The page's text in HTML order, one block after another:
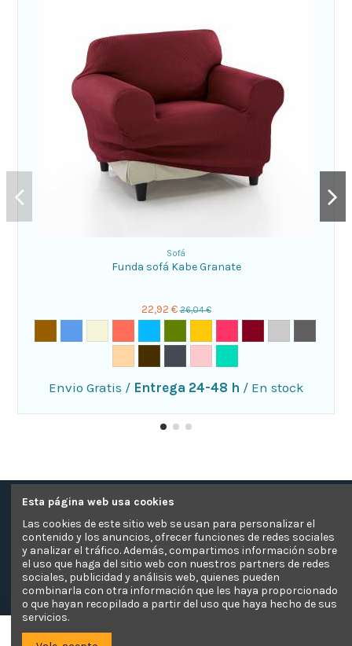
Sofá
Funda sofá Kabe Granate
22,92 € 26,04 €
Envio Gratis / Entrega 24-48 h / En stock
Contacte con nosotros
Información
Pagos Seguros
El Sofá Camaleón
Esta página web usa cookies
Las cookies de este sitio web se usan para personalizar el
contenido y los anuncios, ofrecer funciones de redes sociales
y analizar el tráfico. Además, compartimos información sobre
el uso que haga del sitio web con nuestros partners de redes
sociales, publicidad y análisis web, quienes pueden
combinarla con otra información que les haya proporcionado
o que hayan recopilado a partir del uso que haya hecho de sus
servicios.